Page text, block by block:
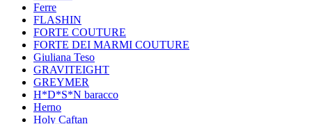
Ferre
FLASHIN
FORTE COUTURE
FORTE DEI MARMI COUTURE
Giuliana Teso
GRAVITEIGHT
GREYMER
H*D*S*N baracco
Herno
Holy Caftan